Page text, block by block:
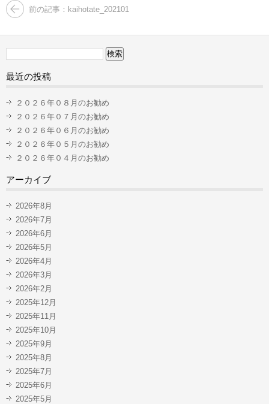
前の記事：kaihotate_202101
最近の投稿
２０２６年０８月のお勧め
２０２６年０７月のお勧め
２０２６年０６月のお勧め
２０２６年０５月のお勧め
２０２６年０４月のお勧め
アーカイブ
2026年8月
2026年7月
2026年6月
2026年5月
2026年4月
2026年3月
2026年2月
2025年12月
2025年11月
2025年10月
2025年9月
2025年8月
2025年7月
2025年6月
2025年5月